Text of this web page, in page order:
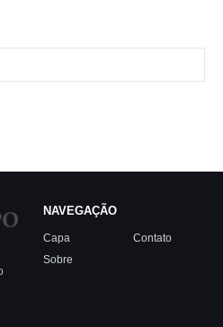
NAVEGAÇÃO
Capa
Sobre
Contato